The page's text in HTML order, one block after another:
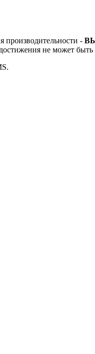
производительности -
не может